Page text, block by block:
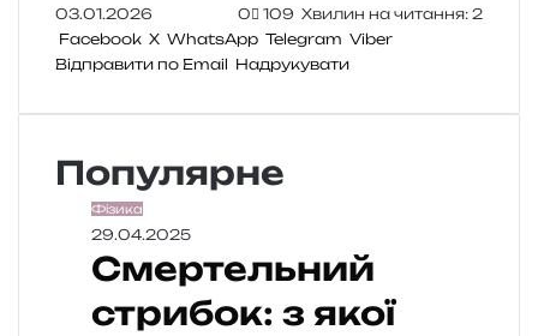
03.01.2026
0 109 Хвилин на читання: 2
Facebook X WhatsApp Telegram Viber
Відправити по Email Надрукувати
Популярне
Фізика
29.04.2025
Смертельний
стрибок: з якої